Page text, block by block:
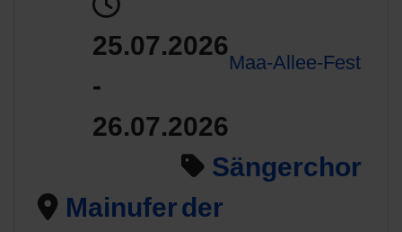
25.07.2026
-
26.07.2026
Maa-Allee-Fest
Mainufer
Sängerchor
der